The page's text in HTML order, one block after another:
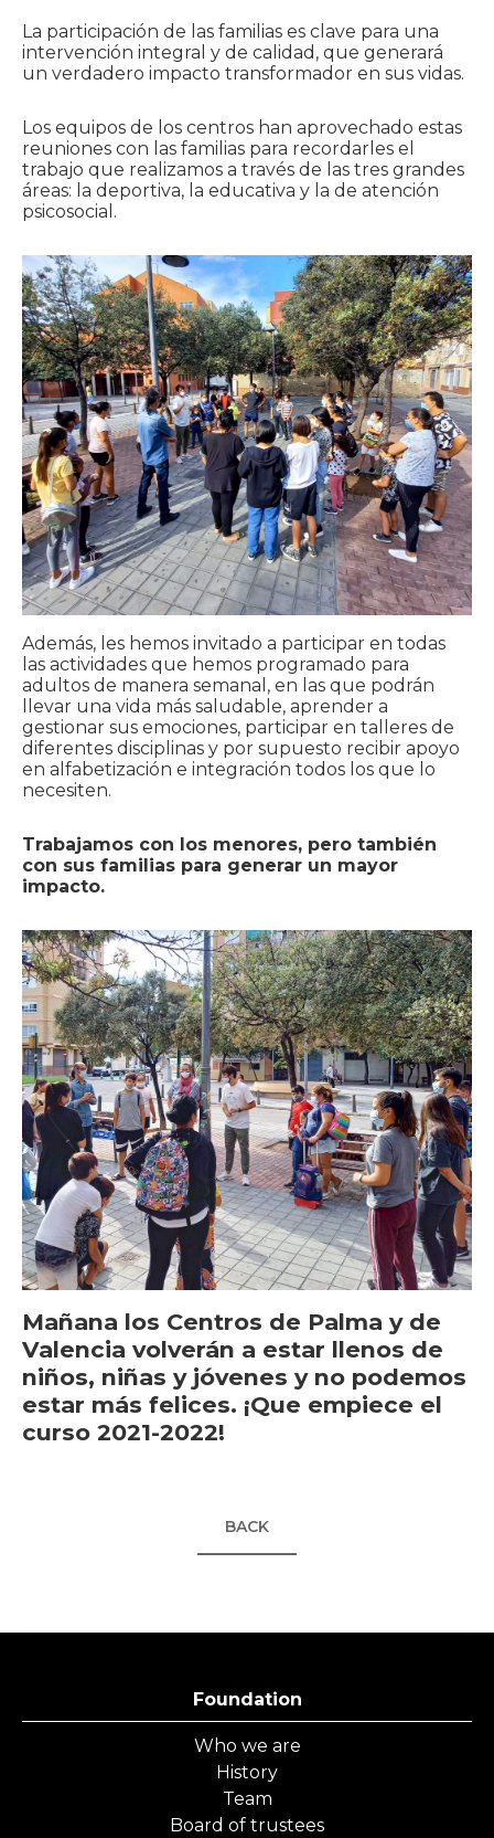
La participación de las familias es clave para una
intervención integral y de calidad, que generará
un verdadero impacto transformador en sus vidas.
Los equipos de los centros han aprovechado estas
reuniones con las familias para recordarles el
trabajo que realizamos a través de las tres grandes
áreas: la deportiva, la educativa y la de atención
psicosocial.
Además, les hemos invitado a participar en todas
las actividades que hemos programado para
adultos de manera semanal, en las que podrán
llevar una vida más saludable, aprender a
gestionar sus emociones, participar en talleres de
diferentes disciplinas y por supuesto recibir apoyo
en alfabetización e integración todos los que lo
necesiten.
Trabajamos con los menores, pero también
con sus familias para generar un mayor
impacto.
Mañana los Centros de Palma y de
Valencia volverán a estar llenos de
niños, niñas y jóvenes y no podemos
estar más felices. ¡Que empiece el
curso 2021-2022!
BACK
Foundation
Who we are
History
Team
Board of trustees